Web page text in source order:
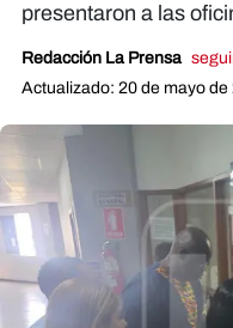
presentaron a las
Redacción La Prensa
Actualizado: 20 de mayo de